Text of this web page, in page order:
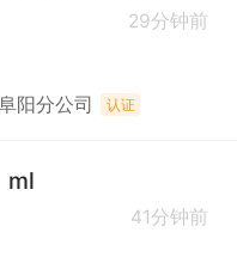
29分钟前
阳分公司 认证
ml
41分钟前